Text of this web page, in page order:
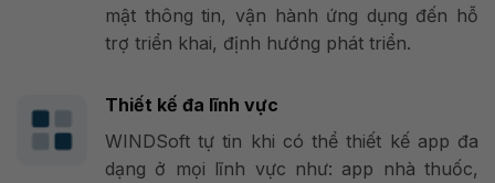
mật thông tin, vận hành ứng dụng đến hỗ
trợ triển khai, định hướng phát triển.
Thiết kế đa lĩnh vực
WINDSoft tự tin khi có thể thiết kế app đa
dạng ở mọi lĩnh vực như: app nhà thuốc,